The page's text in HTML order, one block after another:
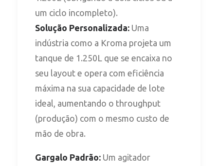
um ciclo incompleto).
Solução Personalizada: Uma
indústria como a Kroma projeta um
tanque de 1.250L que se encaixa no
seu layout e opera com eficiência
máxima na sua capacidade de lote
ideal, aumentando o throughput
(produção) com o mesmo custo de
mão de obra.
Gargalo Padrão: Um agitador